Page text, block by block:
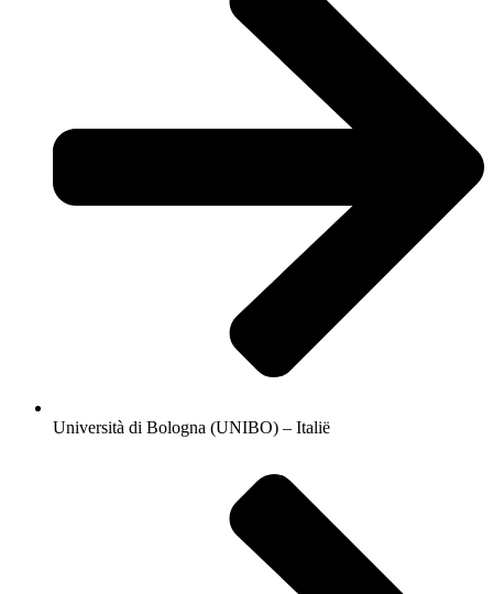
Università di Bologna (UNIBO) – Italië